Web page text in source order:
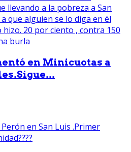
en Minicuotas a